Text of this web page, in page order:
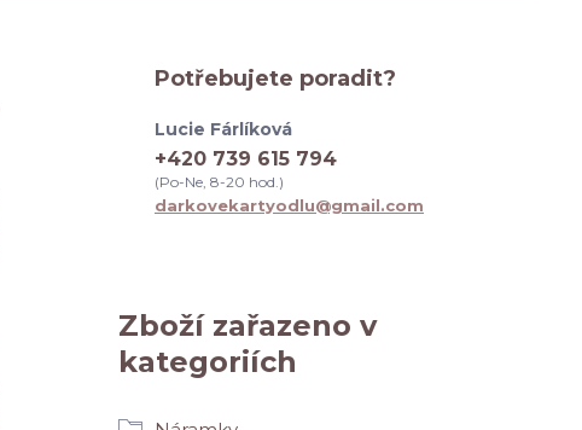
Zboží zařazeno v
kategoriích
Potřebujete poradit?
Lucie Fárlíková
+420 739 615 794
(Po-Ne, 8-20 hod.)
darkovekartyodlu@gmail.com